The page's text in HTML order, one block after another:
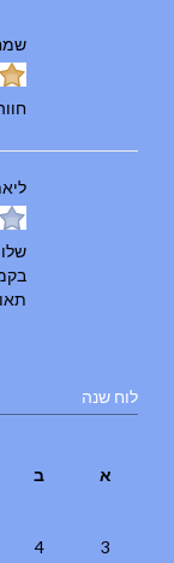
לוח שנה
א
ב
3
4